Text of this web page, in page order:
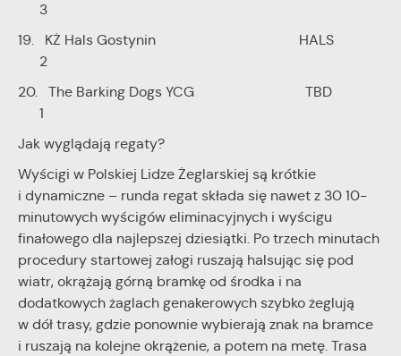
3
19. KŻ Hals Gostynin HALS
2
20. The Barking Dogs YCG TBD
1
Jak wyglądają regaty?
Wyścigi w Polskiej Lidze Żeglarskiej są krótkie
i dynamiczne – runda regat składa się nawet z 30 10-
minutowych wyścigów eliminacyjnych i wyścigu
finałowego dla najlepszej dziesiątki. Po trzech minutach
procedury startowej załogi ruszają halsując się pod
wiatr, okrążają górną bramkę od środka i na
dodatkowych żaglach genakerowych szybko żeglują
w dół trasy, gdzie ponownie wybierają znak na bramce
i ruszają na kolejne okrążenie, a potem na metę. Trasa